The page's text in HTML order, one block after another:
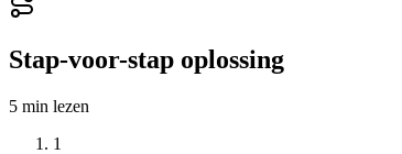
Stap-voor-stap oplossing
5 min lezen
1